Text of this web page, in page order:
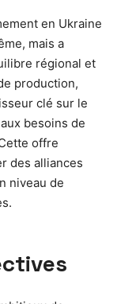
en Ukraine
mais a
régional et
production,
clé sur le
besoins de
offre
des alliances
niveau de